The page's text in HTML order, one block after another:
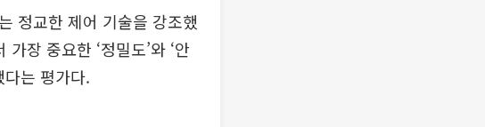
정교한 제어 기술을 강조했
장 중요한 ‘정밀도’와 ‘안
다는 평가다.